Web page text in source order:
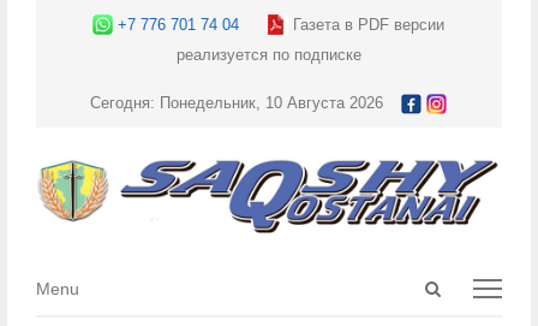
+7 776 701 74 04
Газета в PDF версии
реализуется по подписке
Сегодня: Понедельник, 10 Августа 2026
Open
Menu
Menu